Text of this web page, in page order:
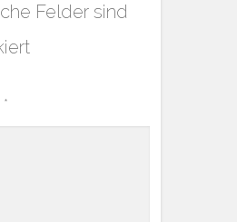
Felder sind
*